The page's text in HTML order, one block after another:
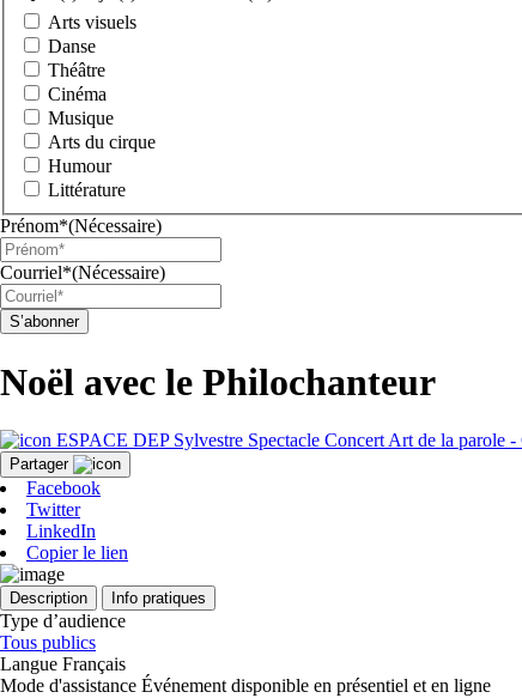
Arts visuels
Danse
Théâtre
Cinéma
Musique
Arts du cirque
Humour
Littérature
Prénom*(Nécessaire)
Courriel*(Nécessaire)
Noël avec le Philochanteur
ESPACE DEP Sylvestre Spectacle Concert Art de la parole -
Partager
Facebook
Twitter
LinkedIn
Copier le lien
Description Info pratiques
Type d’audience
Tous publics
Langue Français
Mode d'assistance Événement disponible en présentiel et en ligne